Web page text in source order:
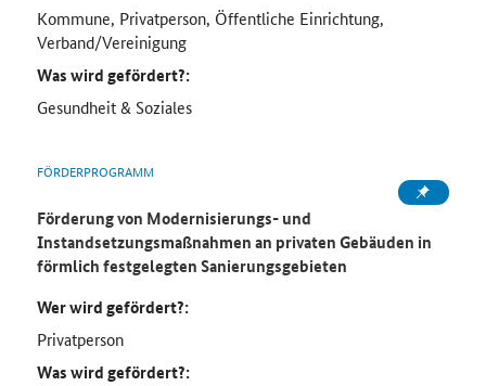
Kommune, Privatperson, Öffentliche Einrichtung,
Verband/Vereinigung
Was wird gefördert?:
Gesundheit & Soziales
FÖRDERPROGRAMM
Förderung von Modernisierungs- und
Instandsetzungsmaßnahmen an privaten Gebäuden in
förmlich festgelegten Sanierungsgebieten
Wer wird gefördert?:
Privatperson
Was wird gefördert?: